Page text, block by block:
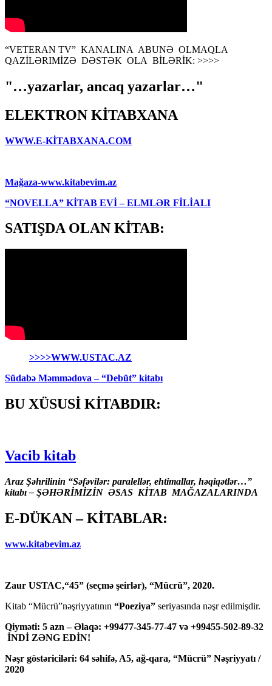
“VETERAN TV” KANALINA ABUNƏ OLMAQLA
QAZİLƏRIMİZƏ DƏSTƏK OLA BİLƏRİK: >>>>
"…yazarlar, ancaq yazarlar…"
ELEKTRON KİTABXANA
WWW.E-KİTABXANA.COM
Mağaza-www.kitabevim.az
“NOVELLA” KİTAB EVİ – ELMLƏR FİLİALI
SATIŞDA OLAN KİTAB:
>>>>WWW.USTAC.AZ
Südabə Məmmədova – “Debüt” kitabı
BU XÜSUSİ KİTABDIR:
Vacib kitab
Araz Şəhrilinin “Səfəvilər: paralellər, ehtimallar, həqiqətlər…”
kitabı – ŞƏHƏRİMİZİN ƏSAS KİTAB MAĞAZALARINDA
E-DÜKAN – KİTABLAR:
www.kitabevim.az
Zaur USTAC,“45” (seçmə şeirlər), “Mücrü”, 2020.
Kitab “Mücrü”nəşriyyatının “Poeziya” seriyasında nəşr edilmişdir.
Qiyməti: 5 azn – Əlaqə: +99477-345-77-47 və +99455-502-89-32
İNDİ ZƏNG EDİN!
Nəşr göstəriciləri: 64 səhifə, A5, ağ-qara, “Mücrü” Nəşriyyatı /
2020